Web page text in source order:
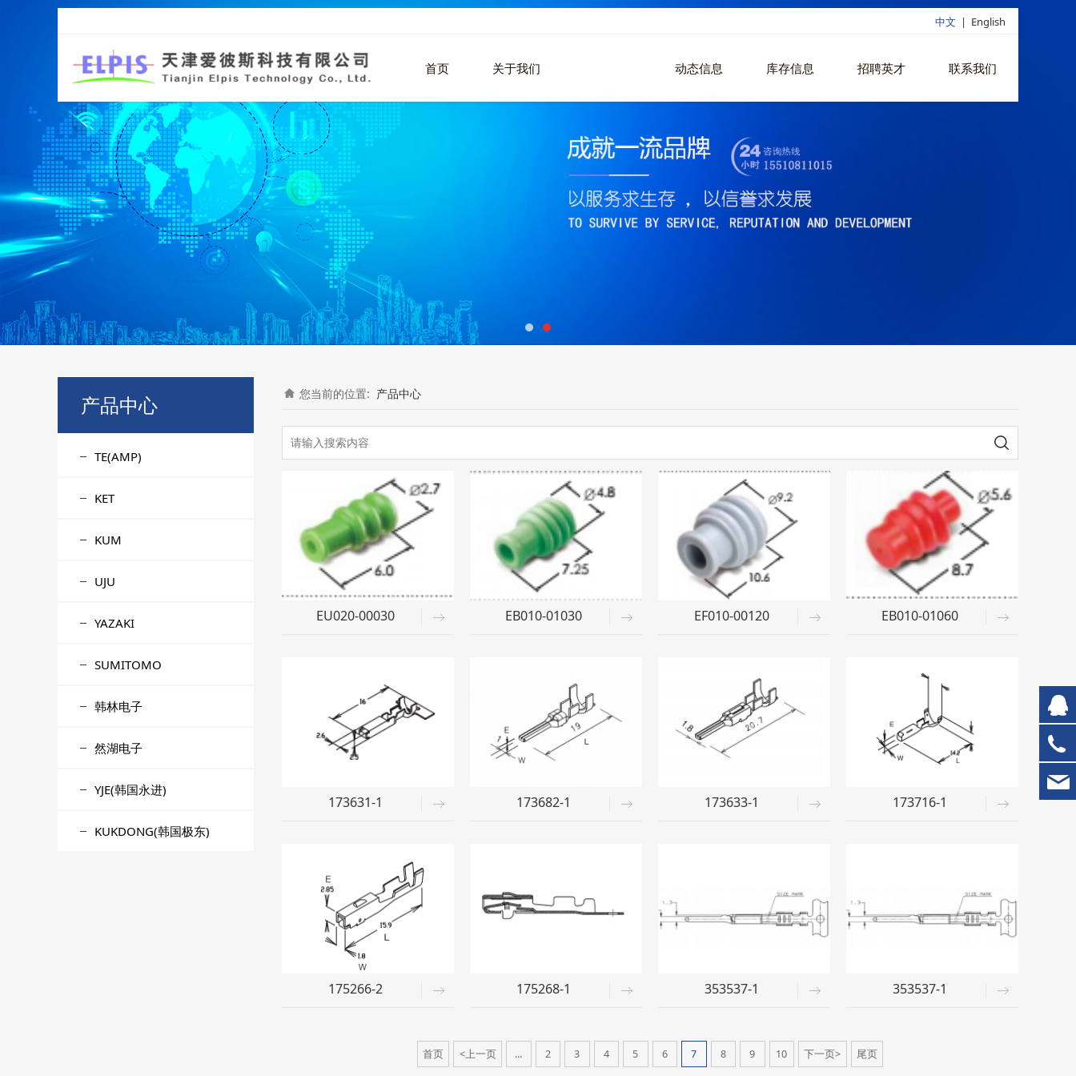
中文 | English
首页 关于我们 动态信息 库存信息 招聘英才 联系我们
产品中心
TE(AMP)
KET
KUM
UJU
YAZAKI
SUMITOMO
韩林电子
然湖电子
YJE(韩国永进)
KUKDONG(韩国极东)
您当前的位置: 产品中心
EU020-00030 EB010-01030 EF010-00120 EB010-01060
173631-1 173682-1 173633-1 173716-1
175266-2 175268-1 353537-1 353537-1
首页 <上一页 ... 2 3 4 5 6 7 8 9 10 下一页> 尾页